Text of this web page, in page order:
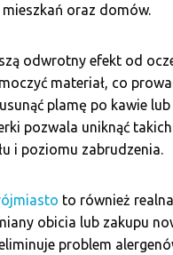
oraz domów.
odwrotny efekt od
materiał, co
plamę po kawie
pozwala uniknąć
i poziomu zabrudzenia.
to również
obicia lub zakupu
problem